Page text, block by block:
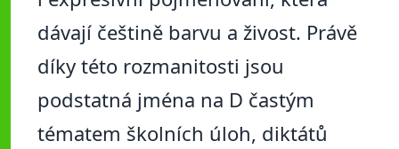
dávají češtině barvu a živost. Právě
díky této rozmanitosti jsou
podstatná jména na D častým
tématem školních úloh, diktátů